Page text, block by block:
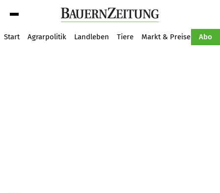
Start Agrarpolitik Landleben Tiere Markt & Preise Abo